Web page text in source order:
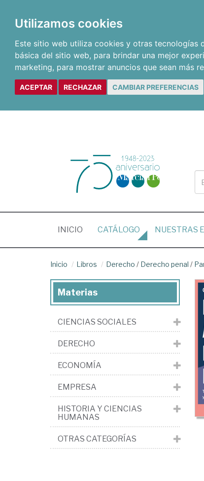
Utilizamos cookies
Este sitio web utiliza cookies y otras tecnologías
básica del sitio web, para brindar una mejor
marketing, para mostrar anuncios que sean más
ACEPTAR RECHAZAR CAMBIAR PREFERENCIAS
INICIO (CURRENT)
CATÁLOGO NUESTRAS
Inicio Libros Derecho / Derecho penal /
Materias
CIENCIAS SOCIALES
DERECHO
ECONOMÍA
EMPRESA
HISTORIA Y CIENCIAS
HUMANAS
OTRAS CATEGORÍAS